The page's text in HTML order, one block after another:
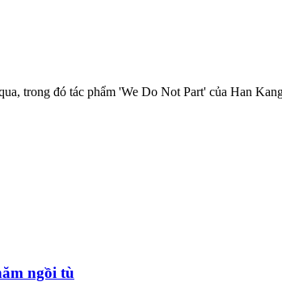
trong đó tác phẩm 'We Do Not Part' của Han
ngồi tù